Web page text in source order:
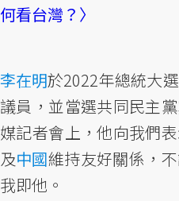
何看台灣？〉
李在明於2022年總統大
議員，並當選共同民主
媒記者會上，他向我們
及中國維持友好關係，
我即他。